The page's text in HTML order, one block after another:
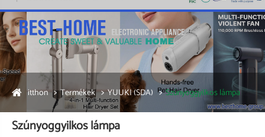
itthon Termékek YUUKI (SDA) Szúnyoggyilkos lámpa
Szúnyoggyilkos lámpa